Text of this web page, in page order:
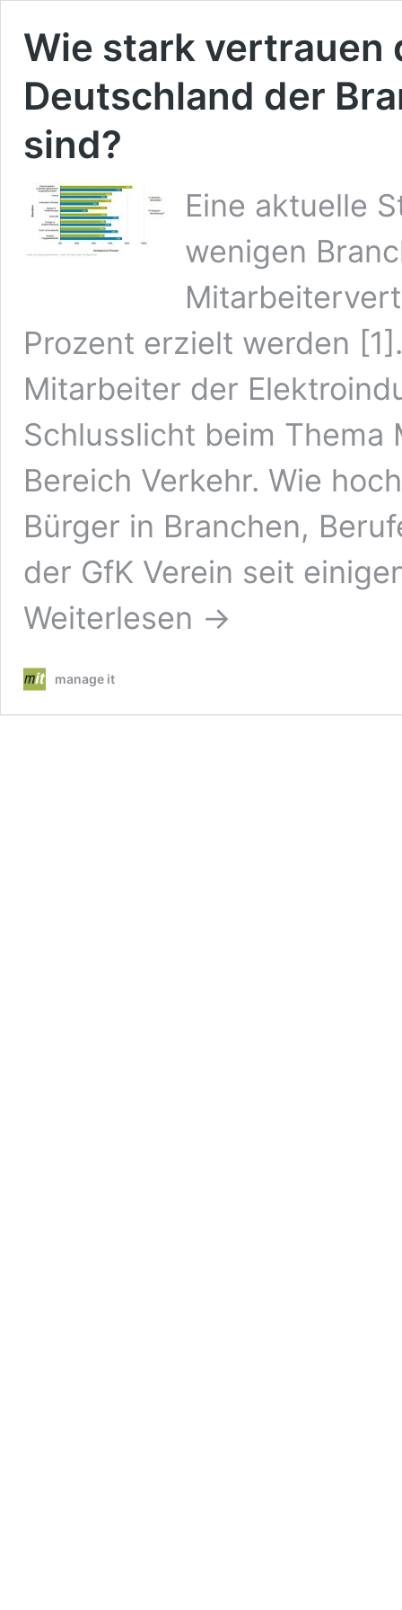
Wie stark vertrauen
Deutschland der
sind?
Eine aktuelle
wenigen
Prozent erzielt werden
Mitarbeiter der
Schlusslicht beim
Bereich Verkehr. Wie
Bürger in Branchen,
der GfK Verein seit
Weiterlesen →
manage it